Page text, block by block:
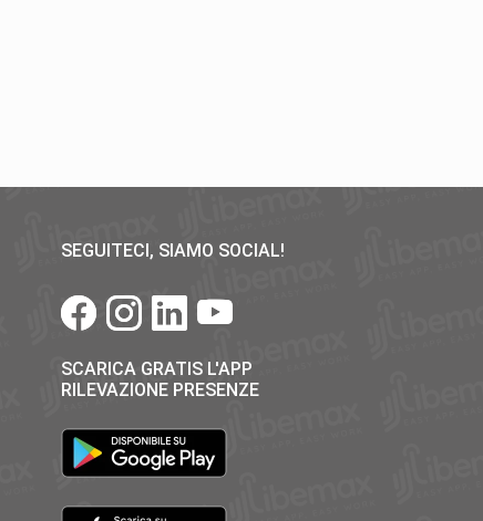
SEGUITECI, SIAMO SOCIAL!
SCARICA GRATIS L'APP
RILEVAZIONE PRESENZE